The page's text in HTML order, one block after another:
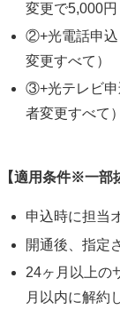
変更で5,000円
②+光電話申込
変更すべて）
③+光テレビ申
者変更すべて）
【適用条件※一部
申込時に担当
開通後、指定
24ヶ月以上の
月以内に解約